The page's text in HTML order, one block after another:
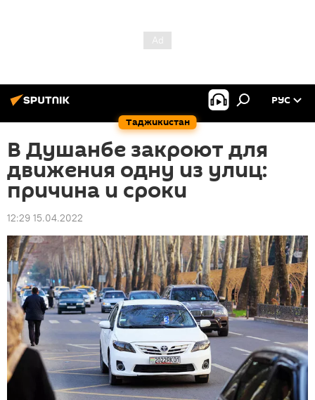
Таджикистан
РУС
В Душанбе закроют для
движения одну из улиц:
причина и сроки
12:29 15.04.2022